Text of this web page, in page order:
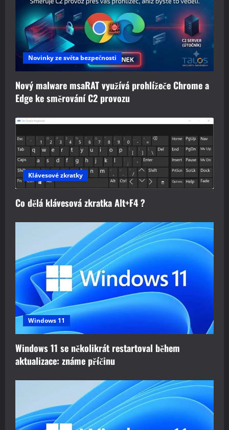
Novinky ze světa bezpečnosti
Nový malware msaRAT využívá prohlížeče Chrome a
Edge ke směrování C2 provozu
Klávesové zkratky
Co dělá klávesová zkratka Alt+F4 ?
Windows 11
Windows 11 se několikrát restartoval během
aktualizace: známe příčinu